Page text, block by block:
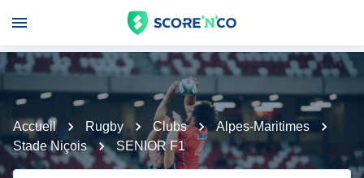
Accueil Rugby Clubs
Alpes-Maritimes
Stade Niçois
SENIOR F1